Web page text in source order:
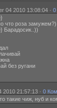
04 2010 13:08:04 · 0
что роза замужем?)
Барадосик..))
без ругани
2010 21:57:13 · 0
такие чиж, нуб и